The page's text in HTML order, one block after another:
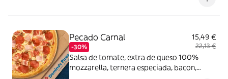
Pecado Carnal
-30%
15,49 €
22,13 €
Salsa de tomate, extra de queso 100%
mozzarella, ternera especiada, bacon,